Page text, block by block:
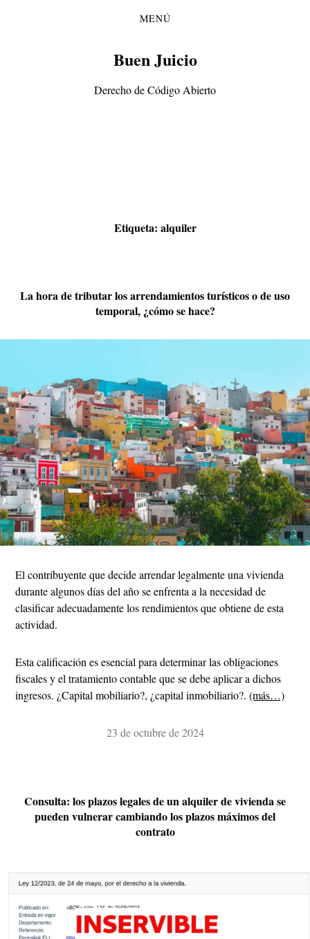
MENÚ
Buen Juicio
Derecho de Código Abierto
Etiqueta: alquiler
La hora de tributar los arrendamientos turísticos o de uso
temporal, ¿cómo se hace?
El contribuyente que decide arrendar legalmente una vivienda
durante algunos días del año se enfrenta a la necesidad de
clasificar adecuadamente los rendimientos que obtiene de esta
actividad.
Esta calificación es esencial para determinar las obligaciones
fiscales y el tratamiento contable que se debe aplicar a dichos
ingresos. ¿Capital mobiliario?, ¿capital inmobiliario?.(más…)
23 de octubre de 2024
Consulta: los plazos legales de un alquiler de vivienda se
pueden vulnerar cambiando los plazos máximos del
contrato